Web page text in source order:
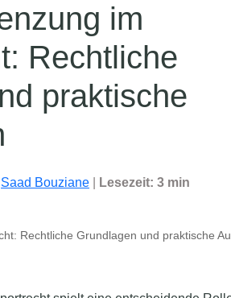
im
Rechtliche
praktische
Saad Bouziane Lesezeit: 3 min
Rechtliche Grundlagen und praktische